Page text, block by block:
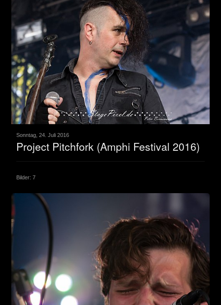
Sonntag, 24. Juli 2016
Project Pitchfork (Amphi Festival 2016)
Bilder: 7